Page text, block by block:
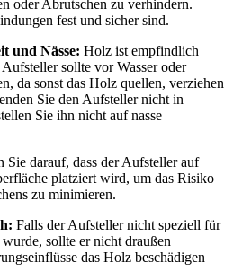
oder Abrutschen zu verhindern.
fest und sicher sind.
und Nässe: Holz ist empfindlich
sollte vor Wasser oder
da sonst das Holz quellen, verziehen
Sie den Aufsteller nicht in
Sie ihn nicht auf nasse
Sie darauf, dass der Aufsteller auf
platziert wird, um das Risiko
zu minimieren.
Falls der Aufsteller nicht speziell für
sollte er nicht draußen
das Holz beschädigen